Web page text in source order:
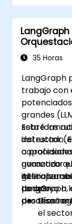
entornos
35 Horas
LangGraph
trabajo con
grandes
sobre las
del estado.
garantizar
de apoyo a
procesos
Esta
instructor
a
avanzado
gestionar
desafíos
Al finalizar
podrán:
el